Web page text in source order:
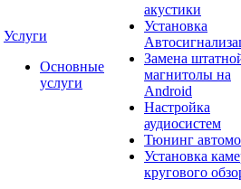
Услуги
Основные
услуги
акустики
Установка
Замена
магнитолы на
Android
Настройка
аудиосистем
Тюнинг
Установка
кругового